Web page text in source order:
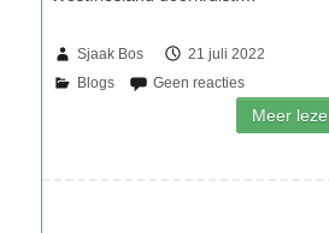
Sjaak Bos 21 juli 2022